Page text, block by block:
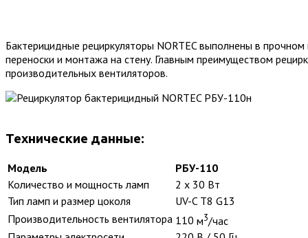
Бактерицидные рециркуляторы NORTEC выполнены в
переноски и монтажа на стену. Главным преимуществом
производительных вентиляторов.
Технические данные:
Модель
РБУ-110
Количество и мощность ламп
2 х 30 Вт
Тип ламп и размер цоколя
UV-C T8 G13
Производительность вентилятора 110 м3/час